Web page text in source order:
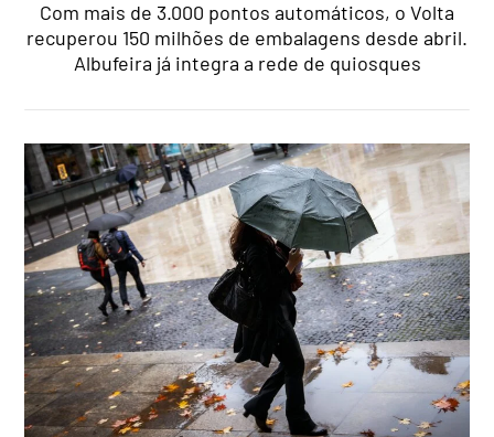
Com mais de 3.000 pontos automáticos, o Volta
recuperou 150 milhões de embalagens desde abril.
Albufeira já integra a rede de quiosques